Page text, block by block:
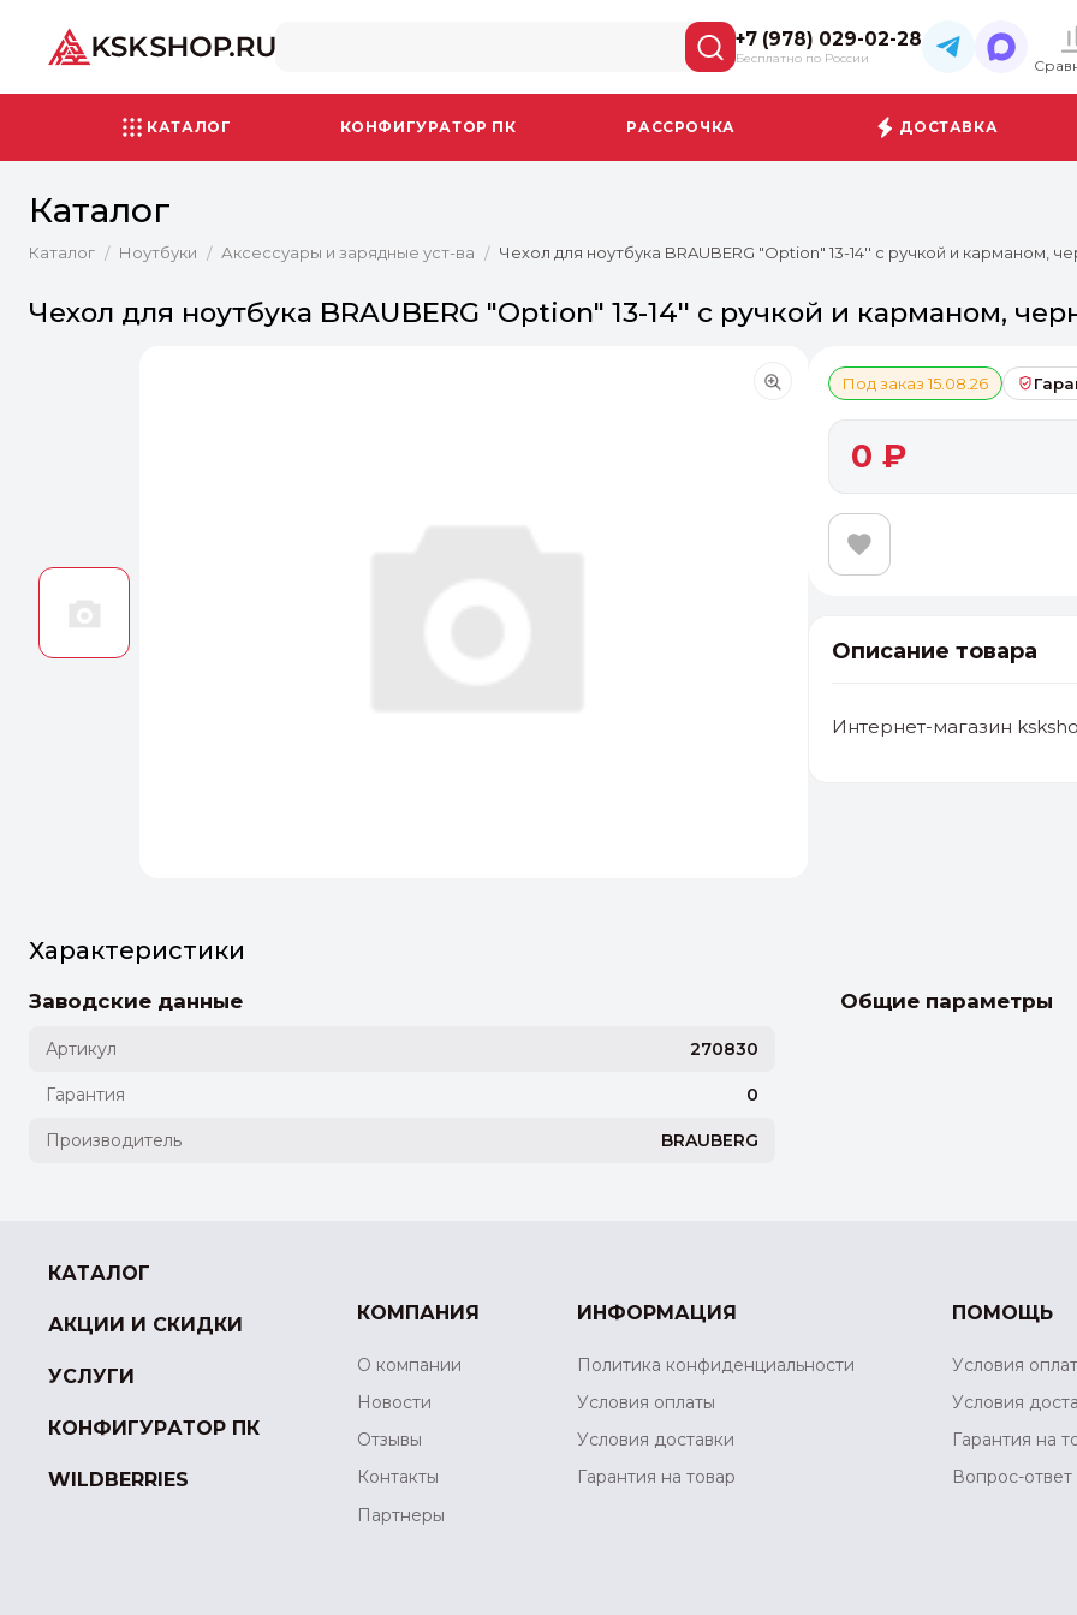
+7 (978) 029-02-28
Бесплатно по России
КАТАЛОГ КОНФИГУРАТОР ПК РАССРОЧКА ДОСТАВКА
Каталог
Каталог / Ноутбуки / Аксессуары и зарядные уст-ва / Чехол для ноутбука BRAUBERG "Option" 13-14'' с ручкой и карманом,
Чехол для ноутбука BRAUBERG "Option" 13-14'' с ручкой и карманом,
Под заказ 15.08.26
0 ₽
Описание товара
Интернет-магазин
Характеристики
Заводские данные
Артикул 270830
Гарантия 0
Производитель BRAUBERG
Общие параметры
КАТАЛОГ
АКЦИИ И СКИДКИ
УСЛУГИ
КОНФИГУРАТОР ПК
WILDBERRIES
КОМПАНИЯ
О компании
Новости
Отзывы
Контакты
Партнеры
ИНФОРМАЦИЯ
Политика конфиденциальности
Условия оплаты
Условия доставки
Гарантия на товар
ПОМОЩЬ
Условия
Условия
Гарантия на
Вопрос-ответ